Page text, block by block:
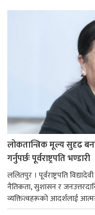
लोकतान्त्रिक मूल्य सुदृढ
गर्नुपर्छः पूर्वराष्ट्रपति भण्डारी
ललितपुर । पूर्वराष्ट्रपति
नैतिकता, सुशासन र
व्यक्तित्वहरूको आदर्शलाई